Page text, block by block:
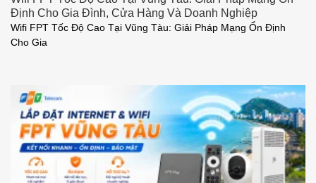
Định Cho Gia Đình, Cửa Hàng Và Doanh Nghiệp
Wifi FPT Tốc Độ Cao Tại Vũng Tàu: Giải Pháp Mạng Ổn Định
Cho Gia